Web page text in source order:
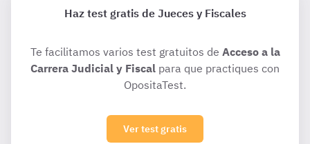
Haz test gratis de Jueces y Fiscales
Te facilitamos varios test gratuitos de Acceso a la
Carrera Judicial y Fiscal para que practiques con
OpositaTest.
Ver test gratis